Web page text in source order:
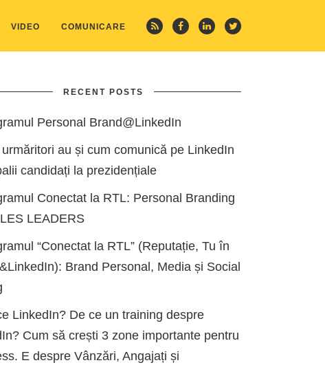
VIDEO COMUNICARE
RECENT POSTS
Personal Brand@LinkedIn
au și cum comunică pe LinkedIn
candidați la prezidențiale
Conectat la RTL: Personal Branding
LEADERS
“Conectat la RTL” (Reputație, Tu în
Brand Personal, Media și Social
LinkedIn? De ce un training despre
Cum să crești 3 zone importante pentru
E despre Vânzări, Angajați și